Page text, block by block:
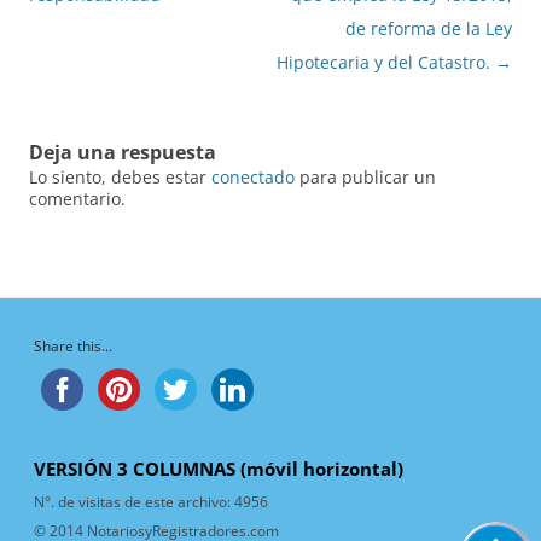
de reforma de la Ley
Hipotecaria y del Catastro. →
Deja una respuesta
Lo siento, debes estar conectado para publicar un
comentario.
Share this...
VERSIÓN 3 COLUMNAS (móvil horizontal)
N°. de visitas de este archivo:4956
© 2014 NotariosyRegistradores.com